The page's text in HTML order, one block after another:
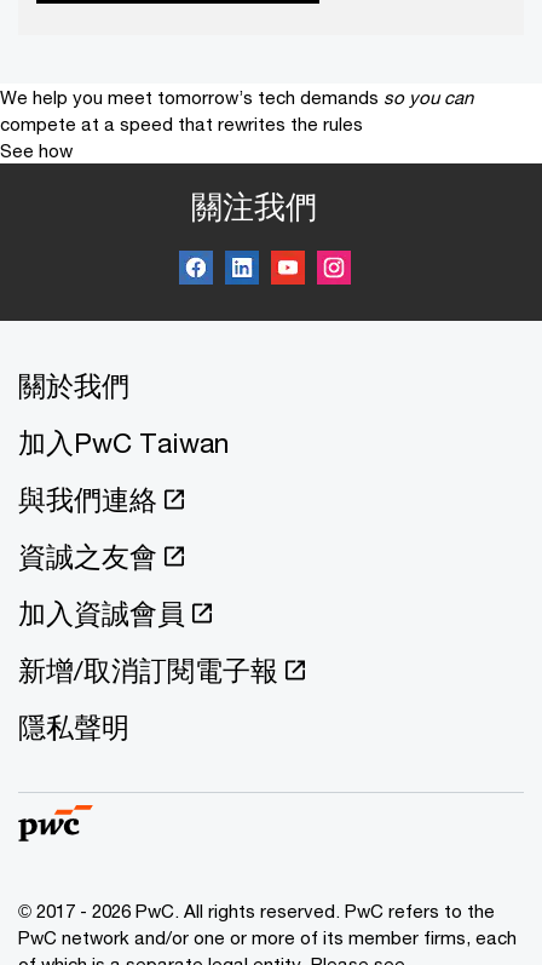
We help you meet tomorrow’s tech demands so you can
compete at a speed that rewrites the rules
See how
關注我們
關於我們
加入PwC Taiwan
與我們連絡
資誠之友會
加入資誠會員
新增/取消訂閱電子報
隱私聲明
© 2017 - 2026 PwC. All rights reserved. PwC refers to the
PwC network and/or one or more of its member firms, each